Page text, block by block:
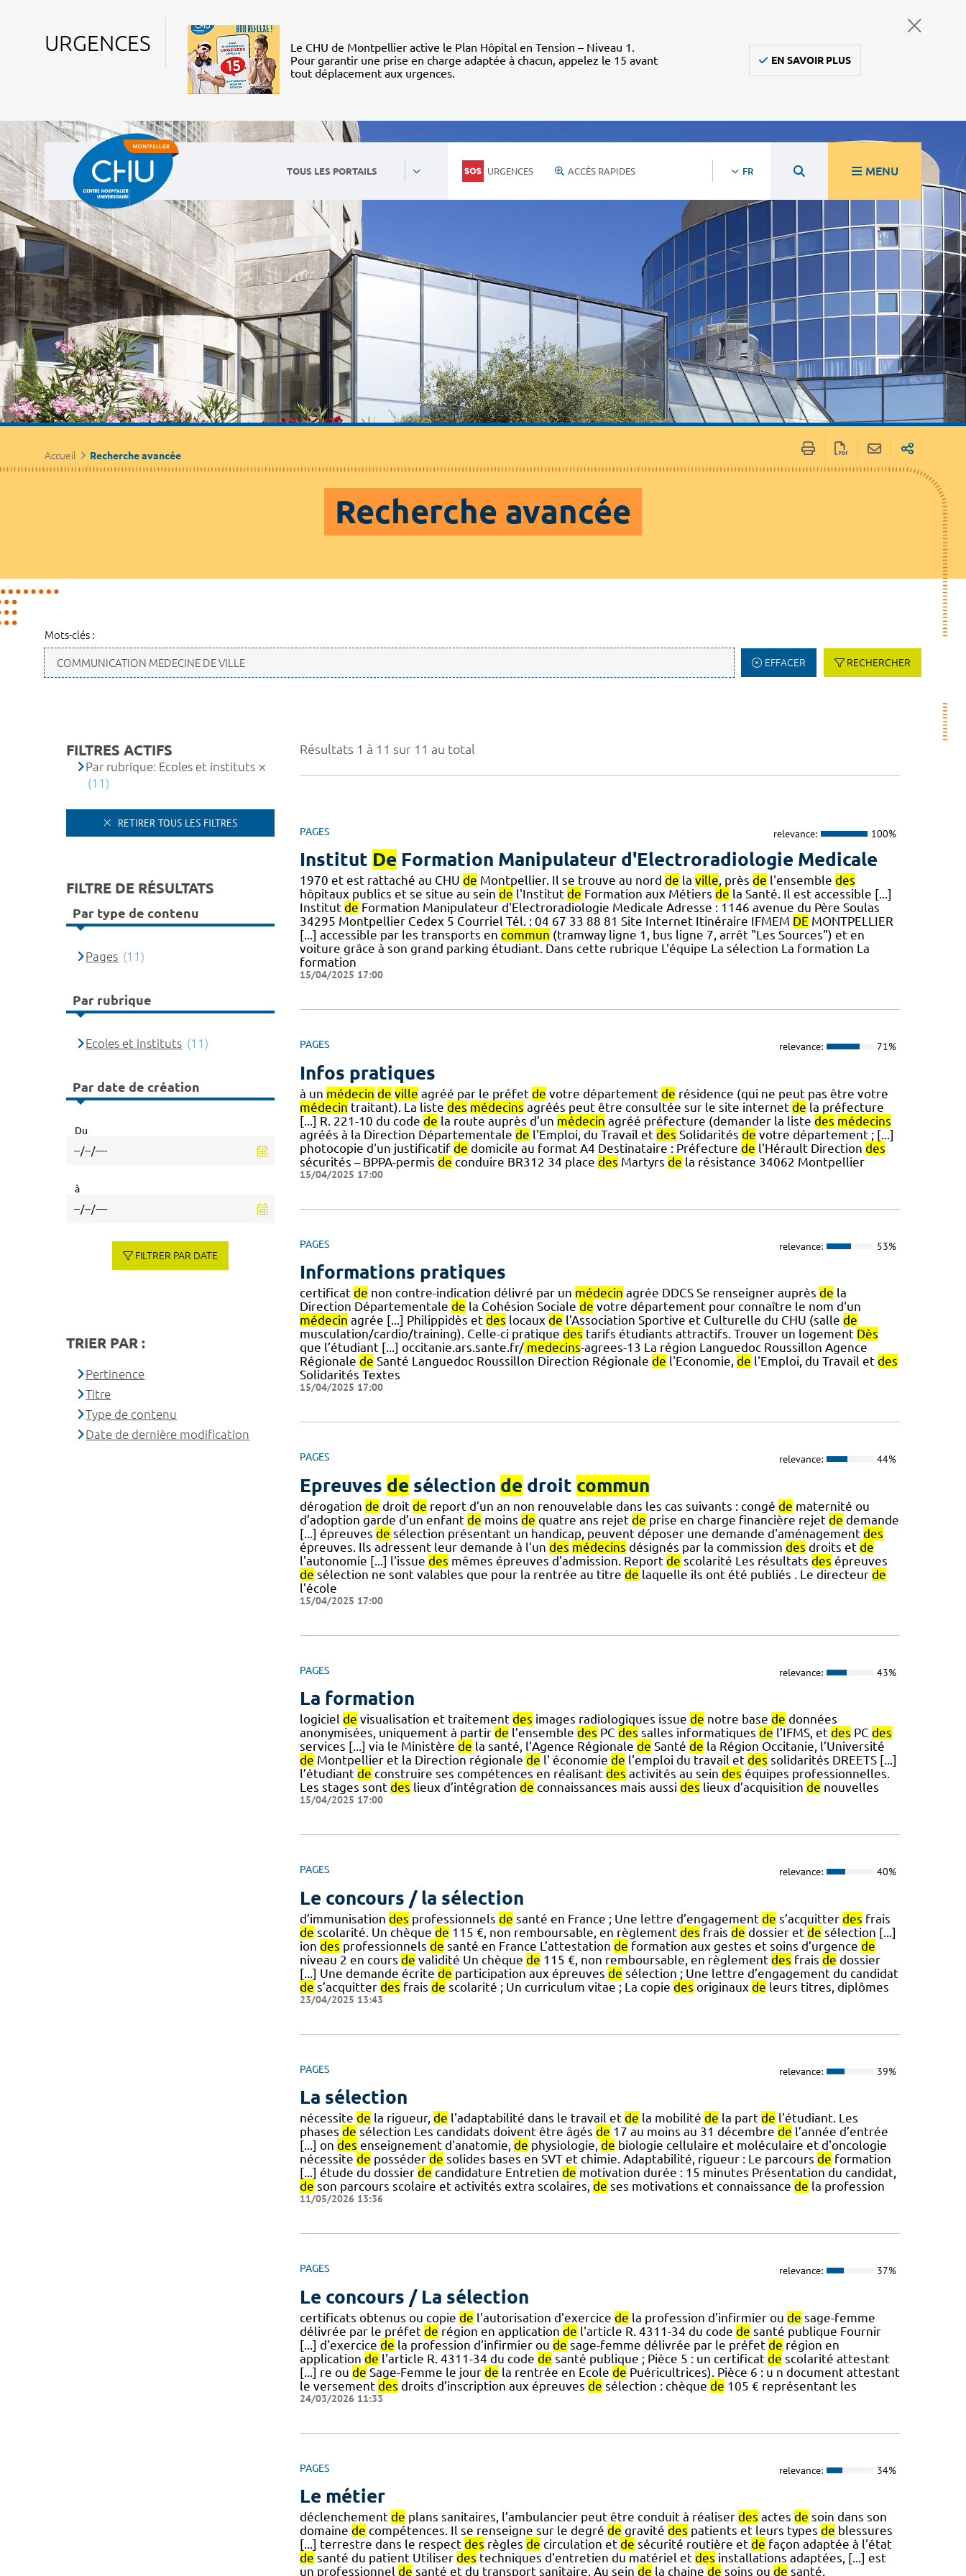
URGENCES
Le CHU de Montpellier active le Plan Hôpital en Tension – Niveau 1.
Pour garantir une prise en charge adaptée à chacun, appelez le 15 avant
tout déplacement aux urgences.
EN SAVOIR PLUS
TOUS LES PORTAILS URGENCES ACCÈS RAPIDES FR MENU
Accueil Recherche avancée
Recherche avancée
Mots-clés :
EFFACER RECHERCHER
Résultats 1 à 11 sur 11 au total
PAGES relevance: 100%
Institut De Formation Manipulateur d'Electroradiologie Medicale
1970 et est rattaché au CHU de Montpellier. Il se trouve au nord de la ville, près de l'ensemble des
hôpitaux publics et se situe au sein de l'Institut de Formation aux Métiers de la Santé. Il est accessible [...]
Institut de Formation Manipulateur d'Electroradiologie Medicale Adresse : 1146 avenue du Père Soulas
34295 Montpellier Cedex 5 Courriel Tél. : 04 67 33 88 81 Site Internet Itinéraire IFMEM DE MONTPELLIER
[...] accessible par les transports en commun (tramway ligne 1, bus ligne 7, arrêt "Les Sources") et en
voiture grâce à son grand parking étudiant. Dans cette rubrique L'équipe La sélection La formation La
formation
15/04/2025 17:00
PAGES relevance: 71%
Infos pratiques
à un médecin de ville agréé par le préfet de votre département de résidence (qui ne peut pas être votre
médecin traitant). La liste des médecins agréés peut être consultée sur le site internet de la préfecture
[...] R. 221-10 du code de la route auprès d’un médecin agréé préfecture (demander la liste des médecins
agréés à la Direction Départementale de l'Emploi, du Travail et des Solidarités de votre département ; [...]
photocopie d'un justificatif de domicile au format A4 Destinataire : Préfecture de l'Hérault Direction des
sécurités – BPPA-permis de conduire BR312 34 place des Martyrs de la résistance 34062 Montpellier
15/04/2025 17:00
PAGES relevance: 53%
Informations pratiques
certificat de non contre-indication délivré par un médecin agrée DDCS Se renseigner auprès de la
Direction Départementale de la Cohésion Sociale de votre département pour connaître le nom d'un
médecin agrée [...] Philippidès et des locaux de l'Association Sportive et Culturelle du CHU (salle de
musculation/cardio/training). Celle-ci pratique des tarifs étudiants attractifs. Trouver un logement Dès
que l’étudiant [...] occitanie.ars.sante.fr/ medecins-agrees-13 La région Languedoc Roussillon Agence
Régionale de Santé Languedoc Roussillon Direction Régionale de l'Economie, de l'Emploi, du Travail et des
Solidarités Textes
15/04/2025 17:00
PAGES relevance: 44%
Epreuves de sélection de droit commun
dérogation de droit de report d’un an non renouvelable dans les cas suivants : congé de maternité ou
d’adoption garde d’un enfant de moins de quatre ans rejet de prise en charge financière rejet de demande
[...] épreuves de sélection présentant un handicap, peuvent déposer une demande d'aménagement des
épreuves. Ils adressent leur demande à l'un des médecins désignés par la commission des droits et de
l'autonomie [...] l'issue des mêmes épreuves d'admission. Report de scolarité Les résultats des épreuves
de sélection ne sont valables que pour la rentrée au titre de laquelle ils ont été publiés . Le directeur de
l’école
15/04/2025 17:00
PAGES relevance: 43%
La formation
logiciel de visualisation et traitement des images radiologiques issue de notre base de données
anonymisées, uniquement à partir de l’ensemble des PC des salles informatiques de l’IFMS, et des PC des
services [...] via le Ministère de la santé, l’Agence Régionale de Santé de la Région Occitanie, l’Université
de Montpellier et la Direction régionale de l' économie de l'emploi du travail et des solidarités DREETS [...]
l’étudiant de construire ses compétences en réalisant des activités au sein des équipes professionnelles.
Les stages sont des lieux d’intégration de connaissances mais aussi des lieux d’acquisition de nouvelles
15/04/2025 17:00
PAGES relevance: 40%
Le concours / la sélection
d’immunisation des professionnels de santé en France ; Une lettre d’engagement de s’acquitter des frais
de scolarité. Un chèque de 115 €, non remboursable, en règlement des frais de dossier et de sélection [...]
ion des professionnels de santé en France L’attestation de formation aux gestes et soins d’urgence de
niveau 2 en cours de validité Un chèque de 115 €, non remboursable, en règlement des frais de dossier
[...] Une demande écrite de participation aux épreuves de sélection ; Une lettre d’engagement du candidat
de s’acquitter des frais de scolarité ; Un curriculum vitae ; La copie des originaux de leurs titres, diplômes
23/04/2025 13:43
PAGES relevance: 39%
La sélection
nécessite de la rigueur, de l'adaptabilité dans le travail et de la mobilité de la part de l'étudiant. Les
phases de sélection Les candidats doivent être âgés de 17 au moins au 31 décembre de l’année d’entrée
[...] on des enseignement d'anatomie, de physiologie, de biologie cellulaire et moléculaire et d'oncologie
nécessite de posséder de solides bases en SVT et chimie. Adaptabilité, rigueur : Le parcours de formation
[...] étude du dossier de candidature Entretien de motivation durée : 15 minutes Présentation du candidat,
de son parcours scolaire et activités extra scolaires, de ses motivations et connaissance de la profession
11/05/2026 13:36
PAGES relevance: 37%
Le concours / La sélection
certificats obtenus ou copie de l'autorisation d'exercice de la profession d'infirmier ou de sage-femme
délivrée par le préfet de région en application de l'article R. 4311-34 du code de santé publique Fournir
[...] d'exercice de la profession d'infirmier ou de sage-femme délivrée par le préfet de région en
application de l'article R. 4311-34 du code de santé publique ; Pièce 5 : un certificat de scolarité attestant
[...] re ou de Sage-Femme le jour de la rentrée en Ecole de Puéricultrices). Pièce 6 : u n document attestant
le versement des droits d’inscription aux épreuves de sélection : chèque de 105 € représentant les
24/03/2026 11:33
PAGES relevance: 34%
Le métier
déclenchement de plans sanitaires, l’ambulancier peut être conduit à réaliser des actes de soin dans son
domaine de compétences. Il se renseigne sur le degré de gravité des patients et leurs types de blessures
[...] terrestre dans le respect des règles de circulation et de sécurité routière et de façon adaptée à l’état
de santé du patient Utiliser des techniques d'entretien du matériel et des installations adaptées, [...] est
un professionnel de santé et du transport sanitaire. Au sein de la chaine de soins ou de santé,
FILTRES ACTIFS
Par rubrique: Ecoles et instituts
(11)
RETIRER TOUS LES FILTRES
FILTRE DE RÉSULTATS
Par type de contenu
Pages (11)
Par rubrique
Ecoles et instituts (11)
Par date de création
Du
à
FILTRER PAR DATE
TRIER PAR :
Pertinence
Titre
Type de contenu
Date de dernière modification